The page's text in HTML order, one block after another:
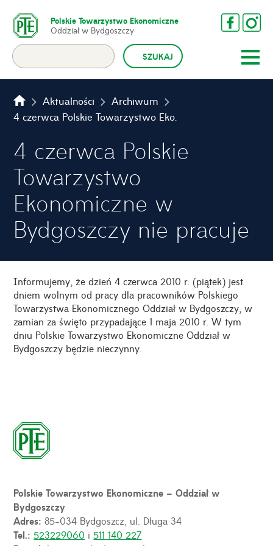
Polskie Towarzystwo Ekonomiczne
Oddział w Bydgoszczy
Aktualności
Archiwum
4 czerwca Polskie Towarzystwo Ekonomiczne w Bydgoszczy nie pracuje
4 czerwca Polskie
Towarzystwo
Ekonomiczne w
Bydgoszczy nie pracuje
Informujemy, że dzień 4 czerwca 2010 r. (piątek) jest
dniem wolnym od pracy dla pracowników Polskiego
Towarzystwa Ekonomicznego Oddział w Bydgoszczy, w
zamian za święto przypadające 1 maja 2010 r. W tym
dniu Polskie Towarzystwo Ekonomiczne Oddział w
Bydgoszczy będzie nieczynny.
Polskie Towarzystwo Ekonomiczne – Oddział w
Bydgoszczy
Adres:85-034 Bydgoszcz, ul. Długa 34
Tel.:523229060 i511 140 227